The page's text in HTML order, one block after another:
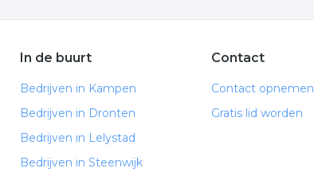
In de buurt
Bedrijven in Kampen
Bedrijven in Dronten
Bedrijven in Lelystad
Bedrijven in Steenwijk
Contact
Contact opnemen
Gratis lid worden